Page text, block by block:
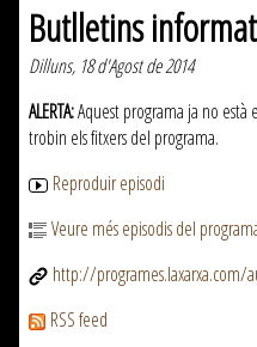
Butlletins
Dilluns, 18 d'Agost de 2014
ALERTA:Aquest programa ja no està
trobin els fitxers del programa.
Reproduir episodi
Veure més episodis del
http://programes.laxarxa.com/
RSS feed